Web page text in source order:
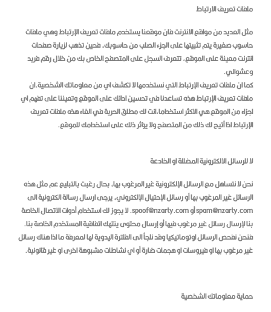
ملفات تعريف الارتباط
مثل العديد من مواقع الانترنت فان موقعنا يستخدم ملفات تعريف الإرتباط وهي ملفات
حاسوب صغيرة يتم تثبيتها على الجزء الصلب من حاسوبك، فحين تذهب لزيارة صفحات
انترنت معينة على الموقع, تتعرف السجل على المتصفح الخاص بك من خلال رقم فريد
وعشوائي.
كما ان ملفات تعريف الإرتباط التي نستخدمها لا تكشف اي من معلوماتك الشخصية.ان
ملفات تعريف الإرتباط هذه تساعدنا في تحسين ادائك على الموقع وتعيننا على تفهم اي
اجزاء من الموقع هي الاكثر استخداما,انت لك مطلق الحرية في الغاء هذه ملفات تعريف
الإرتباط اذا أتيح لك ذلك من المتصفح ولا يؤثر ذلك على استخدامك للموقع.
لا للرسائل الالكترونية المضللة او الخادعة
نحن لا نتساهل مع الرسائل الإلكترونية غير المرغوب بها، بحال رغبت بالتبليع عم مثل هذه
الرسائل غير المرغوب بها أو رسائل الإحتيال الإلكتروني، يرجى ارسال رسالة الكترونية الى
spam@nzarty.com أو spoof@nzarty.com. لا يجوز لك استخدام أدوات الاتصال الخاصة
بنا لإرسال رسائل غير مرغوب فيها أو إرسال محتوى ينتهك اتفاقية المستخدم الخاصة بنا.
فنحن نفحص الرسائل اوتوماتيكيا وقد نلجأ الى الفلترة اليدوية لها لمعرفة ما اذا هناك رسائل
غير مرغوب بها او فيروسات او هجمات ضارة أو اي نشاطات مشبوهة اخرى او غير قانونية.
حماية معلوماتك الشخصية